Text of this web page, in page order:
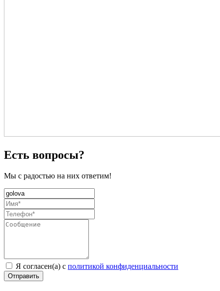
Есть вопросы?
Мы с радостью на них ответим!
Я согласен(а) с политикой конфиденциальности
Отправить